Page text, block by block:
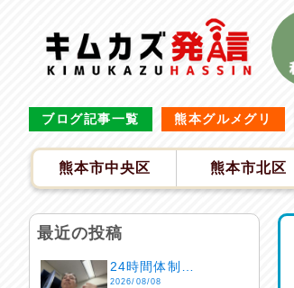
ブログ記事一覧 熊本グルメグリ
熊本市中央区 熊本市北区
最近の投稿
24時間体制…
2026/08/08